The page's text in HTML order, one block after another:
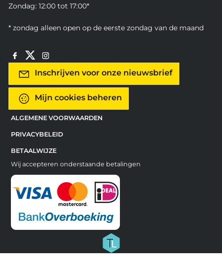
Zondag: 12:00 tot 17:00*
* zondag alleen open op de eerste zondag van de maand
Inschrijven voor onze nieuwsbrief
Mijn cookies beheren
ALGEMENE VOORWAARDEN
PRIVACYBELEID
BETAALWIJZE
Wij accepteren onderstaande betalingen